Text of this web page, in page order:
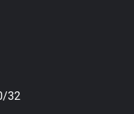
32